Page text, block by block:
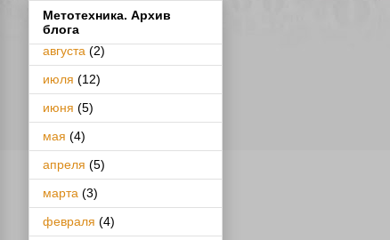
Метотехника. Архив
блога
августа (2)
июля (12)
июня (5)
мая (4)
апреля (5)
марта (3)
февраля (4)